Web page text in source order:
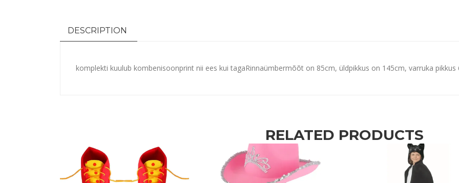
DESCRIPTION
komplekti kuulub kombenisoonprint nii ees kui tagaRinnaümbermõõt on 85cm, üldpikkus on 145cm, varruka pikkus
RELATED PRODUCTS